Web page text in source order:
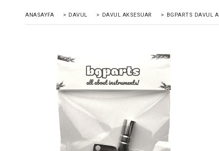
ANASAYFA > DAVUL > DAVUL AKSESUAR > BGPARTS DAVUL